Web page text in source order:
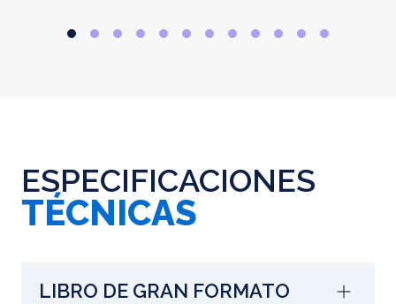
ESPECIFICACIONES
TÉCNICAS
LIBRO DE GRAN FORMATO